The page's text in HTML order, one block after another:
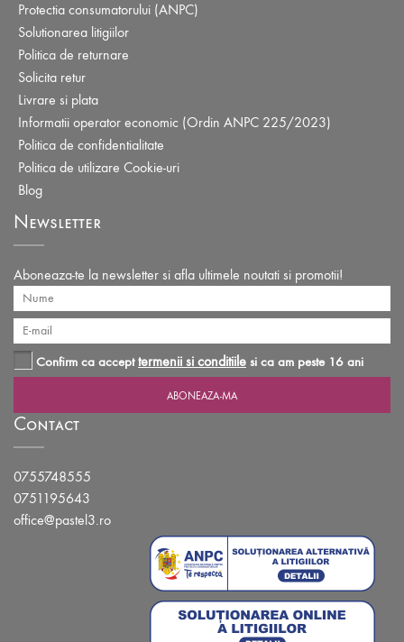
Protectia consumatorului (ANPC)
Solutionarea litigiilor
Politica de returnare
Solicita retur
Livrare si plata
Informatii operator economic (Ordin ANPC 225/2023)
Politica de confidentialitate
Politica de utilizare Cookie-uri
Blog
Newsletter
Aboneaza-te la newsletter si afla ultimele noutati si promotii!
Confirm ca accepttermenii si conditiile si ca am peste 16 ani
Contact
0755748555
0751195643
office@pastel3.ro